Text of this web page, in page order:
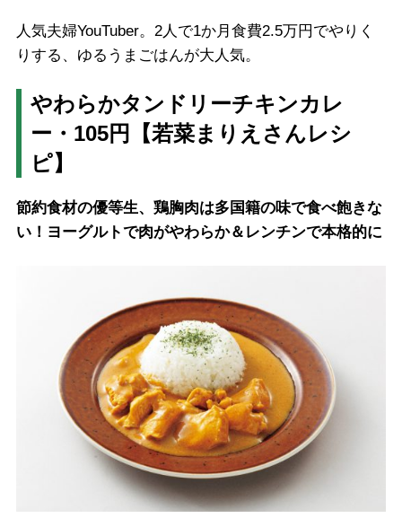
人気夫婦YouTuber。2人で1か月食費2.5万円でやりく
りする、ゆるうまごはんが大人気。
やわらかタンドリーチキンカレ
ー・105円【若菜まりえさんレシ
ピ】
節約食材の優等生、鶏胸肉は多国籍の味で食べ飽きな
い！ヨーグルトで肉がやわらか＆レンチンで本格的に